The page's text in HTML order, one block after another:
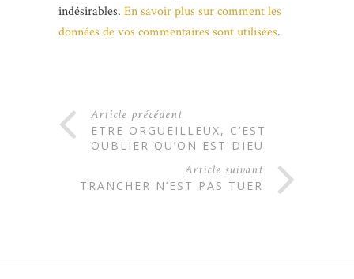
indésirables. En savoir plus sur comment les
données de vos commentaires sont utilisées.
Article précédent
ETRE ORGUEILLEUX, C’EST
OUBLIER QU’ON EST DIEU.
Article suivant
TRANCHER N’EST PAS TUER